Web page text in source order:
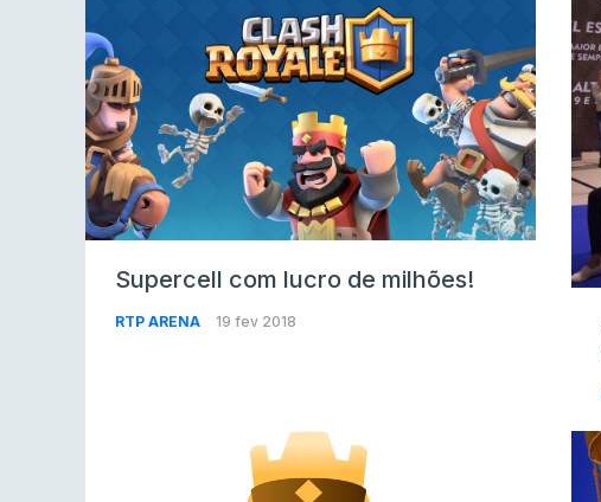
Supercell com lucro de milhões!
RTP ARENA 19 fev 2018